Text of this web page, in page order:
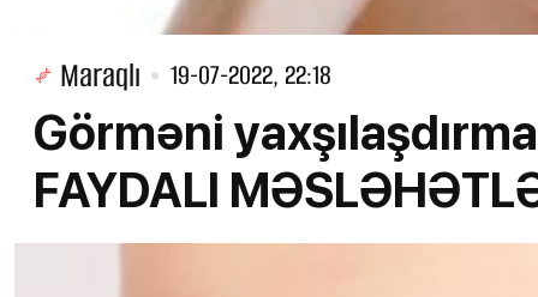
Maraqlı 19-07-2022, 22:18
Görməni
FAYDALI